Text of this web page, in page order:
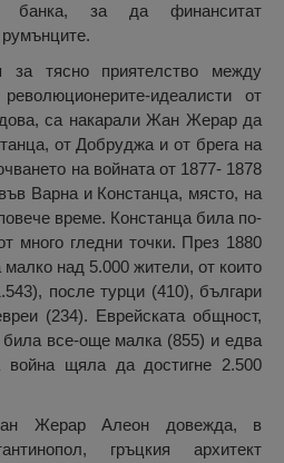
банка, за да финанситат
тясно приятелство между
идеалисти от
са накарали Жан Жерар да
от Добруджа и от брега на
на войната от 1877- 1878
Варна и Констанца, място, на
време. Констанца била по-
много гледни точки. През 1880
над 5.000 жители, от които
после турци (410), българи
(234). Еврейската общност,
все-още малка (855) и едва
война щяла да достигне 2.500
Жерар Алеон довежда, в
гръцкия архитект